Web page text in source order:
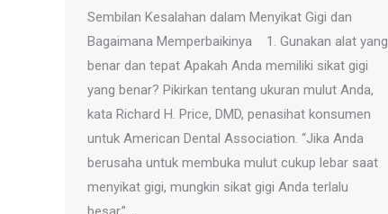
Sembilan Kesalahan dalam Menyikat Gigi dan
Bagaimana Memperbaikinya 1. Gunakan alat yang
benar dan tepat Apakah Anda memiliki sikat gigi
yang benar? Pikirkan tentang ukuran mulut Anda,
kata Richard H. Price, DMD, penasihat konsumen
untuk American Dental Association. “Jika Anda
berusaha untuk membuka mulut cukup lebar saat
menyikat gigi, mungkin sikat gigi Anda terlalu